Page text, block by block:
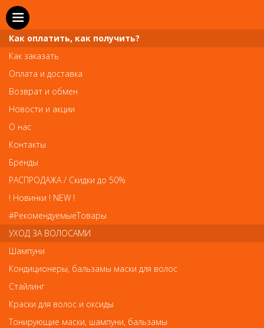
SEO
Кутрин Sensitive Vieno Многофункциональный спрей 200мл
Кутрин Sensitive Vieno
Многофункциональный спрей 200мл
Арт.12827
Как оплатить, как получить?
Как заказать
Оплата и доставка
Возврат и обмен
Новости и акции
О нас
Контакты
Бренды
РАСПРОДАЖА / Скидки до 50%
! Новинки ! NEW !
#РекомендуемыеТовары
УХОД ЗА ВОЛОСАМИ
Шампуни
Кондиционеры, бальзамы маски для волос
Стайлинг
Краски для волос и оксиды
Тонирующие маски, шампуни, бальзамы